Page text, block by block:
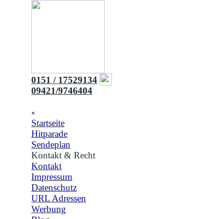
Direkt zum Seiteninhalt
0151 / 17529134
09421/9746404
×
Startseite
Hitparade
Sendeplan
Kontakt & Recht
Kontakt
Impressum
Datenschutz
URL Adressen
Werbung